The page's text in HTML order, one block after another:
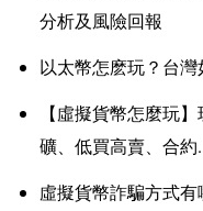
分析及風險回報
以太幣怎麽玩？台灣
【虛擬貨幣怎麼玩
礦、低買高賣、合約
虛擬貨幣詐騙方式有